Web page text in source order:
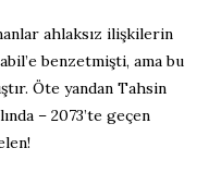
ahlaksız ilişkilerin
benzetmişti, ama bu
Öte yandan Tahsin
– 2073’te geçen